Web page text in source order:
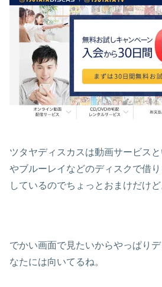
ツタヤディスカスは動画サービス
やブルーレイなどのディスクで借
しているのでちょっとおまけだけど
でかい画面で見たいからやっぱり
なたには向いてるね。